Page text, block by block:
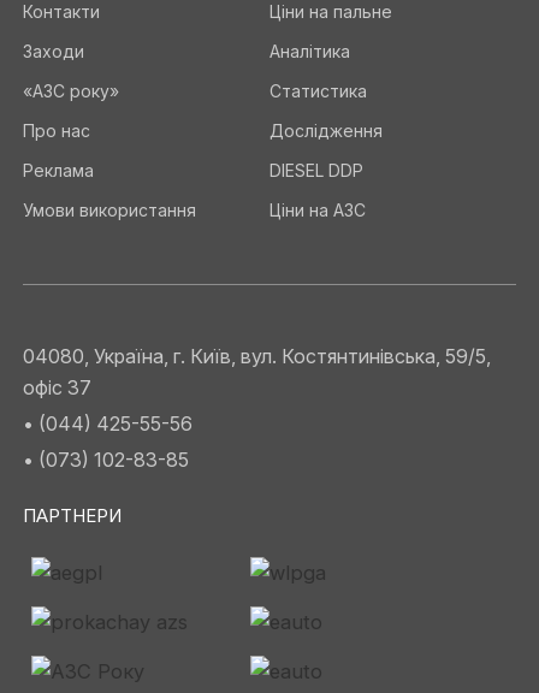
Контакти
Заходи
«АЗС року»
Про нас
Реклама
Умови використання
Ціни на пальне
Аналітика
Статистика
Дослідження
DIESEL DDP
Ціни на АЗС
04080, Україна, г. Київ, вул. Костянтинівська, 59/5,
офіс 37
• (044) 425-55-56
• (073) 102-83-85
ПАРТНЕРИ